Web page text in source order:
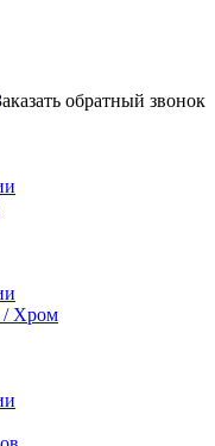
обратный звонок
/ Хром